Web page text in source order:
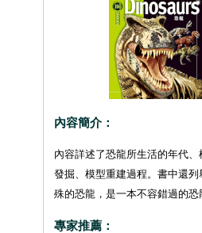
內容簡介：
內容詳述了恐龍所生活的年代
發掘、模型重建過程。書中還
殊的恐龍，是一本不容錯過的恐
專家推薦：